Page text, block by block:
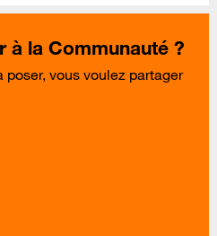
à la Communauté ?
poser, vous voulez partager